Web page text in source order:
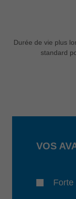
Durée de vie plus
standard
VOS
Forte